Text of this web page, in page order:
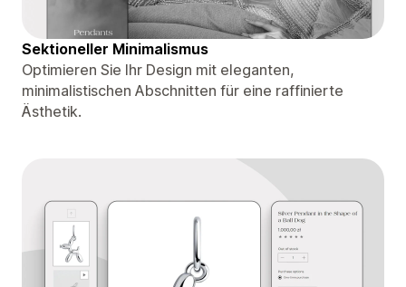
Sektioneller Minimalismus
Optimieren Sie Ihr Design mit eleganten,
minimalistischen Abschnitten für eine raffinierte
Ästhetik.